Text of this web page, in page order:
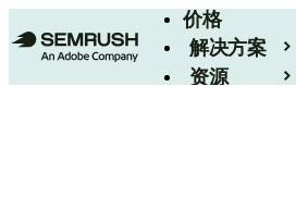
价格
解决方案
资源